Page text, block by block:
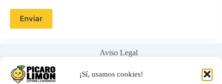
¡Sí, usamos cookies!
Enviar
Aviso Legal
Términos y Condiciones
Nosotros